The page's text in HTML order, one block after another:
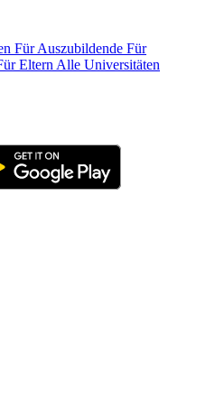
Für Auszubildende Für
Eltern Alle Universitäten